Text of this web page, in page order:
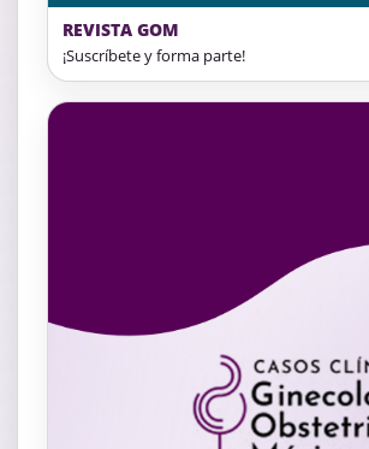
REVISTA GOM
¡Suscríbete y forma parte!